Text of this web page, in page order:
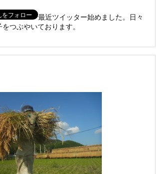
最近ツイッター始めました。日々
つぶやいております。